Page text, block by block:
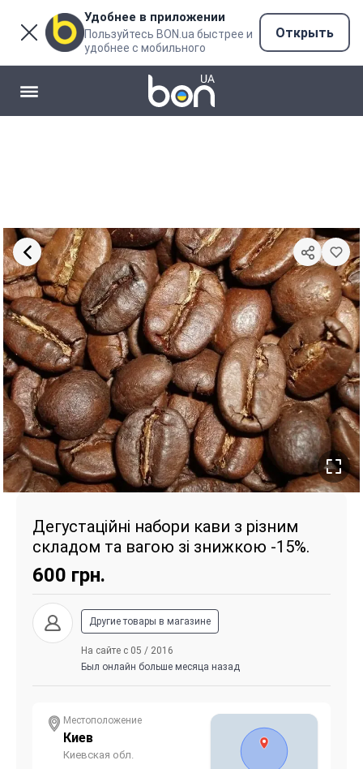
Удобнее в приложении
Пользуйтесь BON.ua быстрее и
удобнее с мобильного
Открыть
Дегустаційні набори кави з різним
складом та вагою зі знижкою -15%.
600 грн.
Другие товары в магазине
На сайте с 05 / 2016
Был онлайн больше месяца назад
Местоположение
Киев
Киевская обл.